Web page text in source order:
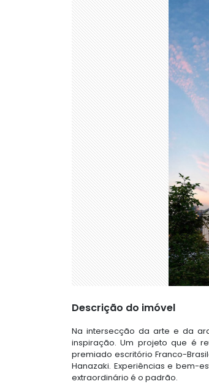
Descrição do imóvel
Na intersecção da arte e da
inspiração. Um projeto que é
premiado escritório Franco-
Hanazaki. Experiências e bem-
extraordinário é o padrão.